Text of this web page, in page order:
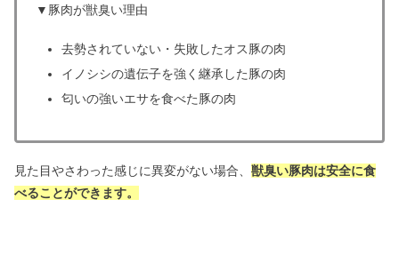
▼豚肉が獣臭い理由
去勢されていない・失敗したオス豚の肉
イノシシの遺伝子を強く継承した豚の肉
匂いの強いエサを食べた豚の肉
見た目やさわった感じに異変がない場合、 獣臭い豚肉は安全に食
べることができます。